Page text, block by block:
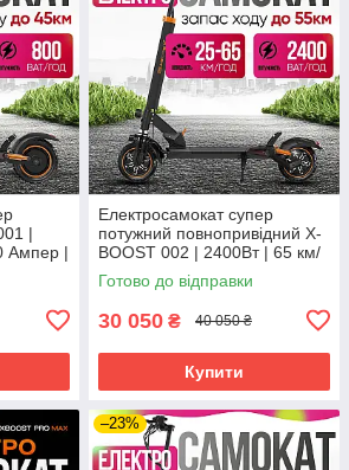
|
Ампер |
дітей і
Електросамокат супер
потужний повнопривідний X-
BOOST 002 | 2400Вт | 65 км/
год | 20 Ампер | колеса 10
дюймів
Готово до відправки
30 050 ₴ 40 050 ₴
Купити
–23%